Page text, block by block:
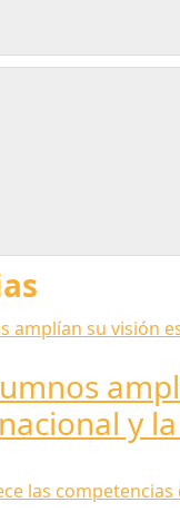
y